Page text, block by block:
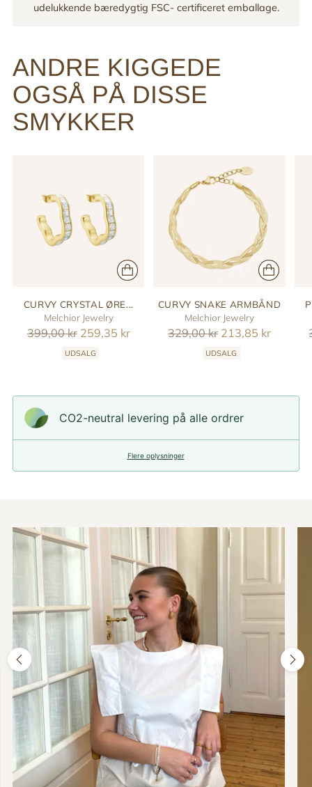
udelukkende bæredygtig FSC- certificeret emballage.
ANDRE KIGGEDE
OGSÅ PÅ DISSE
SMYKKER
CURVY CRYSTAL ØRE...
Melchior Jewelry
Reguler
399,00 kr 259,35 kr
UDSALG
CURVY SNAKE ARMBÅND
Melchior Jewelry
Reguler
329,00 kr 213,85 kr
UDSALG
CO2-neutral levering på alle ordrer
Flere oplysninger